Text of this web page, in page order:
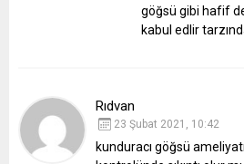
göğsü gibi hafif
kabul edlir
Rıdvan
23 Şubat 2021, 10:42
kunduracı göğsü